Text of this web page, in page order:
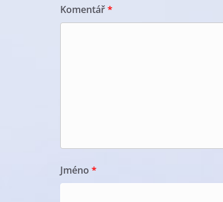
Komentář*
Jméno *